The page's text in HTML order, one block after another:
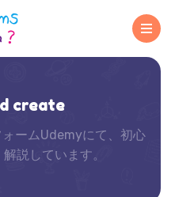
create
ームUdemyにて、初心
説しています。